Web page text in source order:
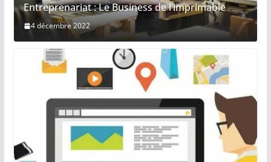
Entreprenariat : Le Business de l’imprimable
4 décembre 2022